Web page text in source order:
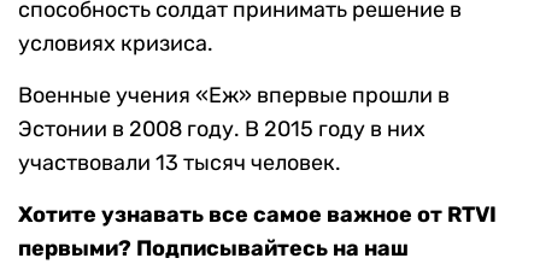
способность солдат принимать решение в
условиях кризиса.
Военные учения «Еж» впервые прошли в
Эстонии в 2008 году. В 2015 году в них
участвовали 13 тысяч человек.
Хотите узнавать все самое важное от RTVI
первыми? Подписывайтесь на наш